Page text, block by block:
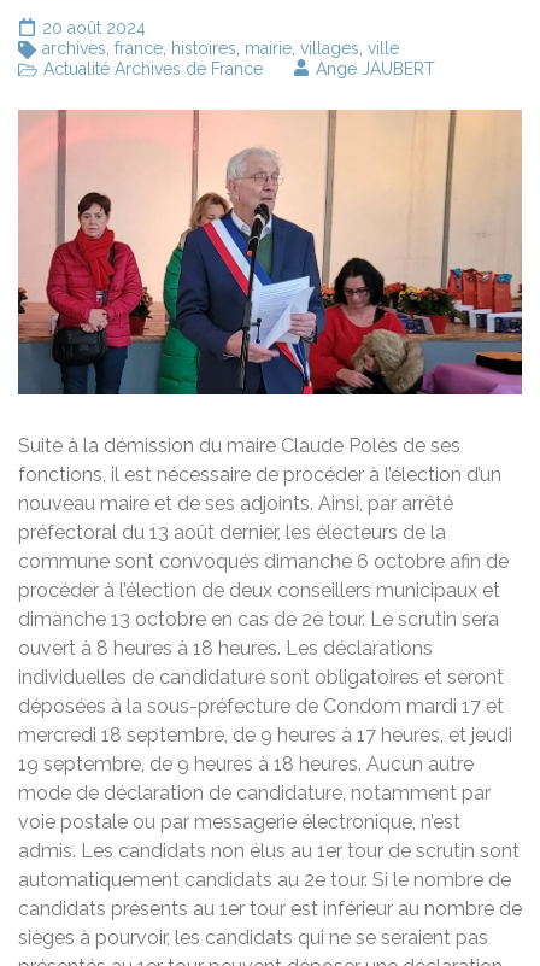
20 août 2024
archives france histoires mairie villages ville
Actualité Archives de France
Ange JAUBERT
Suite à la démission du maire Claude Polès de ses
fonctions, il est nécessaire de procéder à l’élection d’un
nouveau maire et de ses adjoints. Ainsi, par arrêté
préfectoral du 13 août dernier, les électeurs de la
commune sont convoqués dimanche 6 octobre afin de
procéder à l’élection de deux conseillers municipaux et
dimanche 13 octobre en cas de 2e tour. Le scrutin sera
ouvert à 8 heures à 18 heures. Les déclarations
individuelles de candidature sont obligatoires et seront
déposées à la sous-préfecture de Condom mardi 17 et
mercredi 18 septembre, de 9 heures à 17 heures, et jeudi
19 septembre, de 9 heures à 18 heures. Aucun autre
mode de déclaration de candidature, notamment par
voie postale ou par messagerie électronique, n’est
admis. Les candidats non élus au 1er tour de scrutin sont
automatiquement candidats au 2e tour. Si le nombre de
candidats présents au 1er tour est inférieur au nombre de
sièges à pourvoir, les candidats qui ne se seraient pas